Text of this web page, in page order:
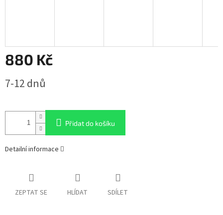
880 Kč
cena:
7-12 dnů
Přidat do košíku
Detailní informace
ZEPTAT SE HLÍDAT SDÍLET